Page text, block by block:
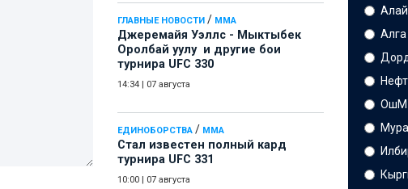
ГЛАВНЫЕ НОВОСТИ / ММА
Джеремайя Уэллс - Мыктыбек
Оролбай уулу и другие бои
турнира UFC 330
14:34 07 августа
ЕДИНОБОРСТВА / ММА
Стал известен полный кард
турнира UFC 331
10:00 07 августа